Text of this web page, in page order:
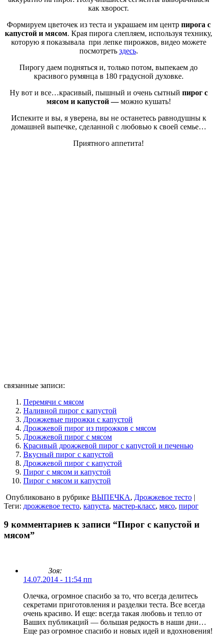
как хворост.
Формируем цветочек из теста и украшаем им центр пирога с
капустой и мясом. Края пирога слепляем, используя технику,
которую я показывала при лепке пирожков, видео можете
посмотреть здесь.
Пирогу даем подняться и, только потом, выпекаем до
красивого румянца в 180 градусной духовке.
Ну вот и все…красивый, пышный и очень сытный пирог с
мясом и капустой —можно кушать!
Испеките и вы, я уверена, вы не останетесь равнодушны к
домашней выпечке, сделанной с любовью к своей семье…
Приятного аппетита!
связанные записи:
Перемячи с мясом
Наливной пирог с капустой
Дрожжевые пирожки с капустой
Дрожжевой пирог из пирожков с мясом
Дрожжевой пирог с мясом
Красивый дрожжевой пирог с капустой и печенью
Вкусный пирог с капустой
Дрожжевой пирог с капустой
Пирог с мясом и капустой
Пирог с мясом и капустой
Опубликовано в рубрике ВЫПЕЧКА, Дрожжевое тесто |
Теги: дрожжевое тесто, капуста, мастер-класс, мясо, пирог
9 комментариев к записи “Пирог с капустой и
мясом”
Зоя:
14.07.2014 - 11:54 пп
Олечка, огромное спасибо за то, что всегда делитесь
секретами приготовления и разделки теста. Все всегда
очень красиво. И еще: всегда такая любовь и тепло от
Ваших публикаций — большая редкость в наши дни…
Еще раз огромное спасибо и новых идей и вдохновения!